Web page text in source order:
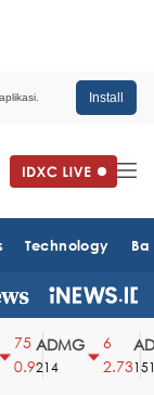
Install
Technology
75
0.9
ADMG
214
2.731510